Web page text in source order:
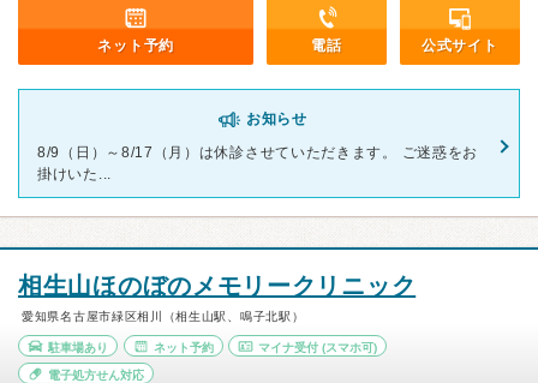
ネット予約 電話 公式サイト
お知らせ
8/9（日）～8/17（月）は休診させていただきます。 ご迷惑をお
掛けいた...
相生山ほのぼのメモリークリニック
愛知県名古屋市緑区相川（相生山駅、鳴子北駅）
駐車場あり ネット予約 マイナ受付 (スマホ可)
電子処方せん対応